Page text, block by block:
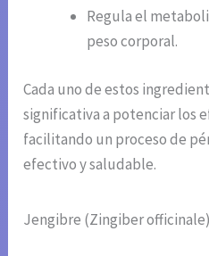
Regula el
peso corporal.
Cada uno de estos
significativa a potenciar los
facilitando un proceso de
efectivo y saludable.
Jengibre (Zingiber